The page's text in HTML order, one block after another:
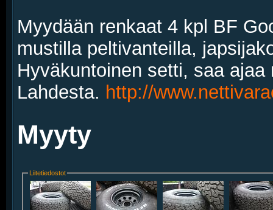
Myydään renkaat 4 kpl BF
mustilla peltivanteilla,
Hyväkuntoinen setti, saa
Lahdesta. http://
Myyty
Liitetiedostot